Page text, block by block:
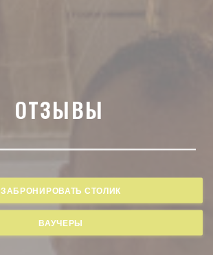
ОТЗЫВЫ
ЗАБРОНИРОВАТЬ СТОЛИК
ВАУЧЕРЫ